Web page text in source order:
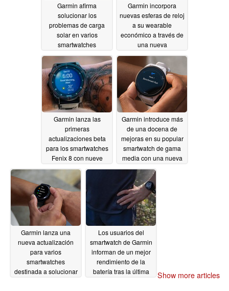
Garmin afirma
solucionar los
problemas de carga
solar en varios
smartwatches
mediante una nueva
actualización de
software10/01/2024
Garmin incorpora
nuevas esferas de reloj
a su wearable
económico a través de
una nueva
actualización10/01/2024
Garmin lanza las
primeras
actualizaciones beta
para los smartwatches
Fenix 8 con nueve
nuevas funciones
09/27/2024
Garmin introduce más
de una docena de
mejoras en su popular
smartwatch de gama
media con una nueva
actualización
Garmin lanza una
nueva actualización
para varios
smartwatches
destinada a solucionar
Los usuarios del
smartwatch de Garmin
informan de un mejor
rendimiento de la
batería tras la última
Show more articles